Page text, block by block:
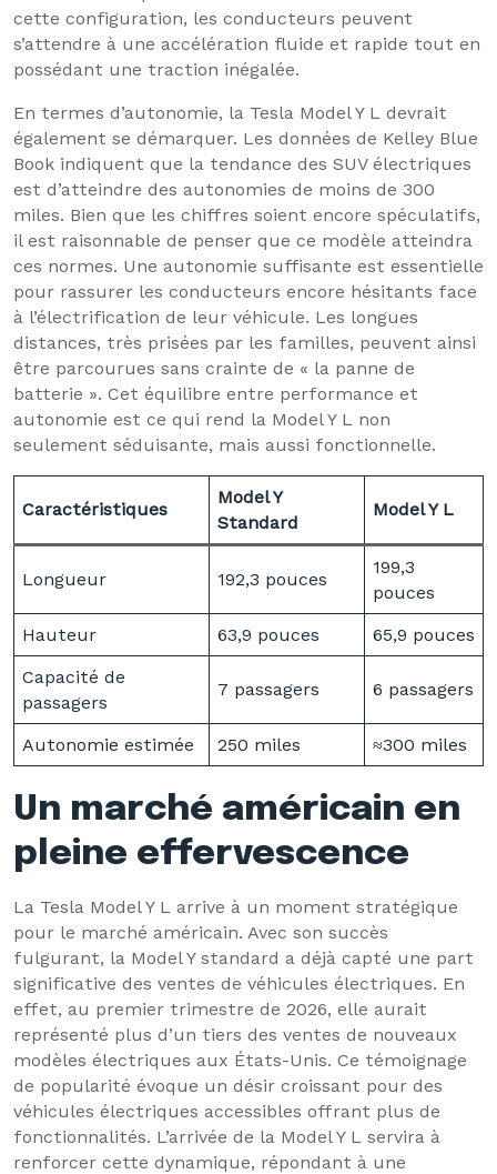
cette configuration, les conducteurs peuvent
s’attendre à une accélération fluide et rapide tout en
possédant une traction inégalée.
En termes d’autonomie, la Tesla Model Y L devrait
également se démarquer. Les données de Kelley Blue
Book indiquent que la tendance des SUV électriques
est d’atteindre des autonomies de moins de 300
miles. Bien que les chiffres soient encore spéculatifs,
il est raisonnable de penser que ce modèle atteindra
ces normes. Une autonomie suffisante est essentielle
pour rassurer les conducteurs encore hésitants face
à l’électrification de leur véhicule. Les longues
distances, très prisées par les familles, peuvent ainsi
être parcourues sans crainte de « la panne de
batterie ». Cet équilibre entre performance et
autonomie est ce qui rend la Model Y L non
seulement séduisante, mais aussi fonctionnelle.
Caractéristiques
Model Y
Standard
Model Y L
Longueur 192,3 pouces
199,3
pouces
Hauteur
63,9 pouces
65,9 pouces
Capacité de
passagers
7 passagers 6 passagers
Autonomie estimée 250 miles ≈300 miles
Un marché américain en
pleine effervescence
La Tesla Model Y L arrive à un moment stratégique
pour le marché américain. Avec son succès
fulgurant, la Model Y standard a déjà capté une part
significative des ventes de véhicules électriques. En
effet, au premier trimestre de 2026, elle aurait
représenté plus d’un tiers des ventes de nouveaux
modèles électriques aux États-Unis. Ce témoignage
de popularité évoque un désir croissant pour des
véhicules électriques accessibles offrant plus de
fonctionnalités. L’arrivée de la Model Y L servira à
renforcer cette dynamique, répondant à une